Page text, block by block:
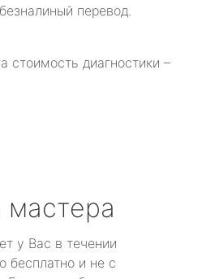
перевод.
стоимость диагностики –
мастера
у Вас в течении
бесплатно и не с